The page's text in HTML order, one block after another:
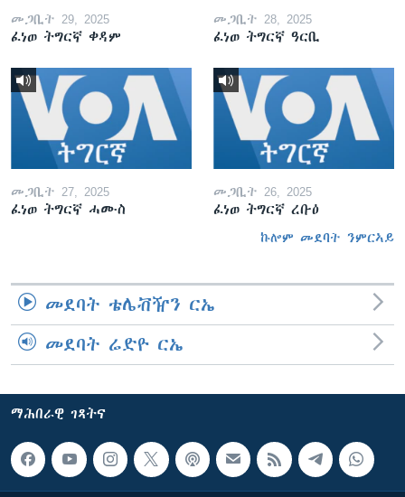
መጋቢት 29, 2025
ፈነወ ትግርኛ ቀዳም
መጋቢት 28, 2025
ፈነወ ትግርኛ ዓርቢ
መጋቢት 27, 2025
ፈነወ ትግርኛ ሓሙስ
መጋቢት 26, 2025
ፈነወ ትግርኛ ረቡዕ
ኩሎም መደባት ንምርኣይ
መደባት ቴሌቭዥን ርኤ
መደባት ሬድዮ ርኤ
ማሕበራዊ ገጻትና